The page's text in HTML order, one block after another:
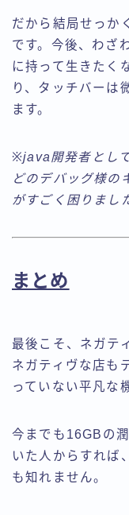
だから結局せっか
です。今後、わざ
に持って生きたく
り、タッチバーは
ます。
※java開発者とし
どのデバッグ様の
がすごく困りまし
まとめ
最後こそ、ネガテ
ネガティヴな店も
っていない平凡な
今までも16GBの
いた人からすれば
も知れません。